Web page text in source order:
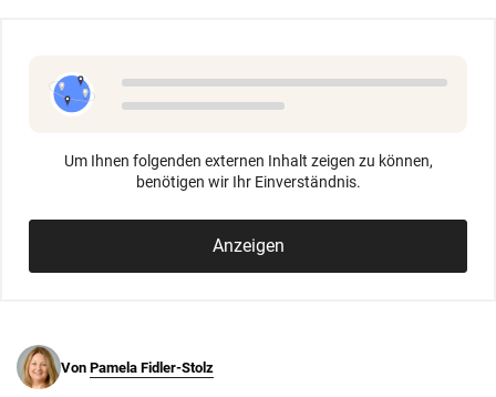
search
eingeben
Um Ihnen folgenden externen Inhalt zeigen zu können,
benötigen wir Ihr Einverständnis.
Anzeigen
Von Pamela Fidler-Stolz